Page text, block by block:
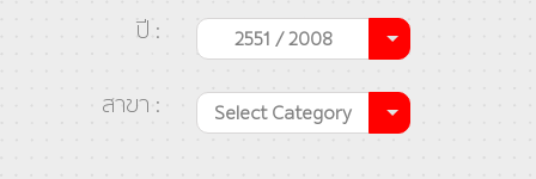
ปี : 2551 / 2008
สาขา : Select Category